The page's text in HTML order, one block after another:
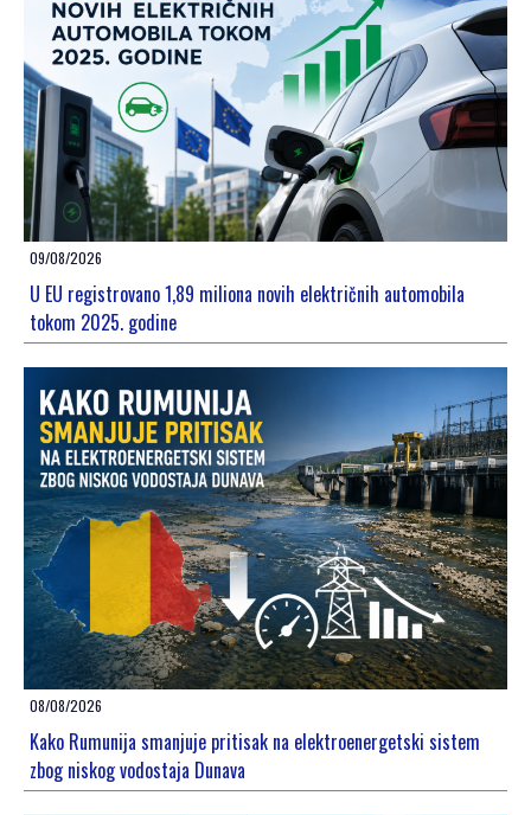
09/08/2026
U EU registrovano 1,89 miliona novih električnih automobila
tokom 2025. godine
08/08/2026
Kako Rumunija smanjuje pritisak na elektroenergetski sistem
zbog niskog vodostaja Dunava